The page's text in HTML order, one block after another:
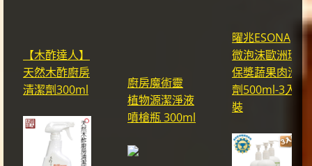
【木酢達人】
天然木酢廚房
清潔劑300ml
廚房魔術靈
植物源潔淨液
噴槍瓶 300ml
曜兆ESONA
微泡沫歐洲環
保獎蔬果肉洗
劑500ml-3入
裝